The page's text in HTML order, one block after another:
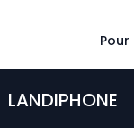
LANDIPHONE